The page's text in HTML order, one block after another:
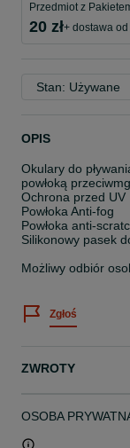
Przedmiot z
20 zł+ dostawa od
Stan: Używane
OPIS
Okulary do
powłoką
Ochrona przed UV
Powłoka Anti-fog
Powłoka anti-
Silikonowy pasek
Możliwy odbiór
Zgłoś
ZWROTY
OSOBA